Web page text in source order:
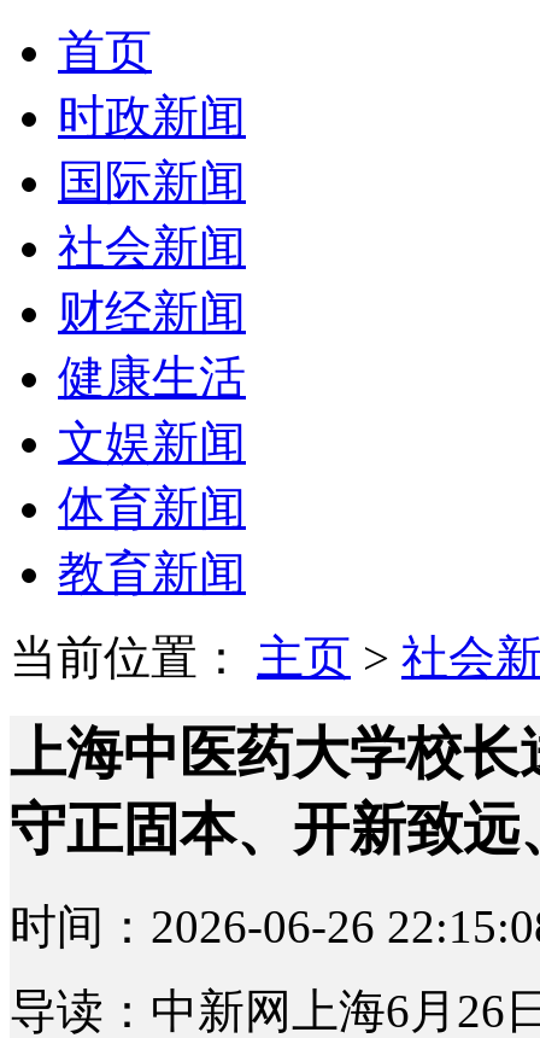
首页
时政新闻
国际新闻
社会新闻
财经新闻
健康生活
文娱新闻
体育新闻
教育新闻
当前位置： 主页 > 社会
上海中医药大学校
守正固本、开新致远
时间：2026-06-26
导读：中新网上海6月26